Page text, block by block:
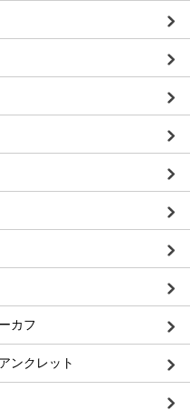
カフ
ンクレット